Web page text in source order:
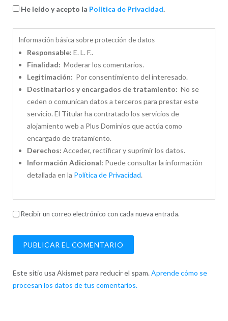
He leído y acepto la Política de Privacidad.
Información básica sobre protección de datos
Responsable: E. L. F..
Finalidad: Moderar los comentarios.
Legitimación: Por consentimiento del interesado.
Destinatarios y encargados de tratamiento: No se
ceden o comunican datos a terceros para prestar este
servicio. El Titular ha contratado los servicios de
alojamiento web a Plus Dominios que actúa como
encargado de tratamiento.
Derechos: Acceder, rectificar y suprimir los datos.
Información Adicional: Puede consultar la información
detallada en la Política de Privacidad.
Recibir un correo electrónico con cada nueva entrada.
Este sitio usa Akismet para reducir el spam. Aprende cómo se
procesan los datos de tus comentarios.